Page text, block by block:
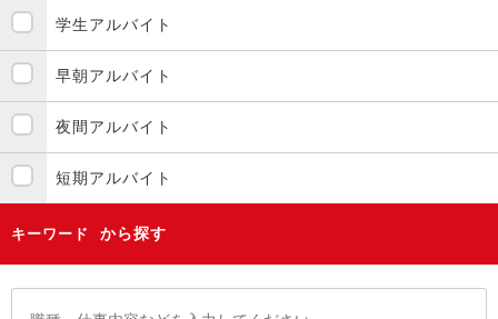
学生アルバイト
早朝アルバイト
夜間アルバイト
短期アルバイト
キーワード から探す